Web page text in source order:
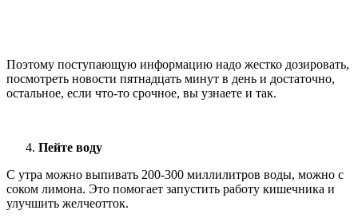
Поэтому поступающую информацию надо жестко дозировать,
посмотреть новости пятнадцать минут в день и достаточно,
остальное, если что-то срочное, вы узнаете и так.
Пейте воду
С утра можно выпивать 200-300 миллилитров воды, можно с
соком лимона. Это помогает запустить работу кишечника и
улучшить желчеотток.